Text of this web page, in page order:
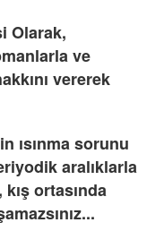
Olarak,
ve
vererek
ısınma sorunu
aralıklarla
ortasında